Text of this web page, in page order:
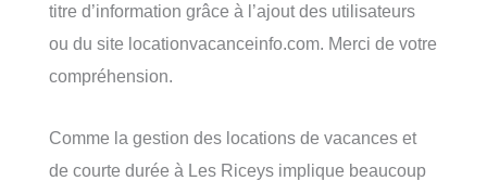
titre d’information grâce à l’ajout des utilisateurs
ou du site locationvacanceinfo.com. Merci de votre
compréhension.
Comme la gestion des locations de vacances et
de courte durée à Les Riceys implique beaucoup